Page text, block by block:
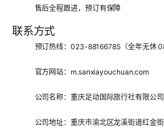
售后全程跟进，预订有保障
联系方式
预订热线：023-88166785（全年无休
官方网站：m.sanxiayouchuan.com
公司名称：重庆足动国际旅行社有限公司
公司地址：重庆市渝北区龙溪街道红金